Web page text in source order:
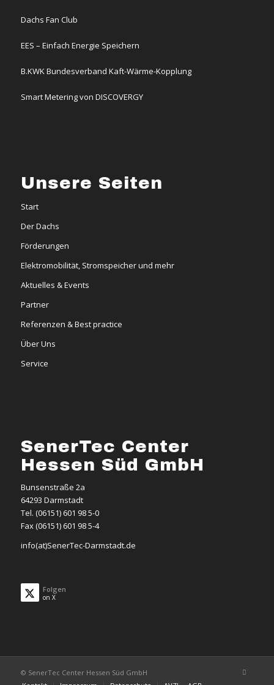
Dachs Fan Club
EES – Einfach Energie Speichern
B.KWK Bundesverband Kaft-Wärme-Kopplung
Smart Metering von DISCOVERGY
Unsere Seiten
Start
Der Dachs
Förderungen
Elektromobilität, Stromspeicher und mehr
Aktuelles & Events
Partner
Referenzen & Best practice
Über Uns
Service
SenerTec Center
Hessen Süd GmbH
Bunsenstraße 2a
64293 Darmstadt
Tel. (06151) 601 98 5-0
Fax (06151) 601 98 5-4
info(at)SenerTec-Darmstadt.de
Folgen
on X
© SenerTec Center Hessen Süd GmbH